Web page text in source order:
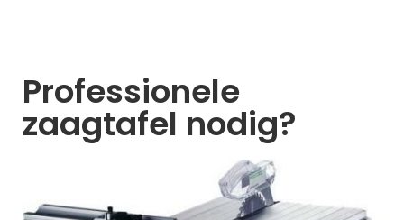
Professionele
zaagtafel nodig?